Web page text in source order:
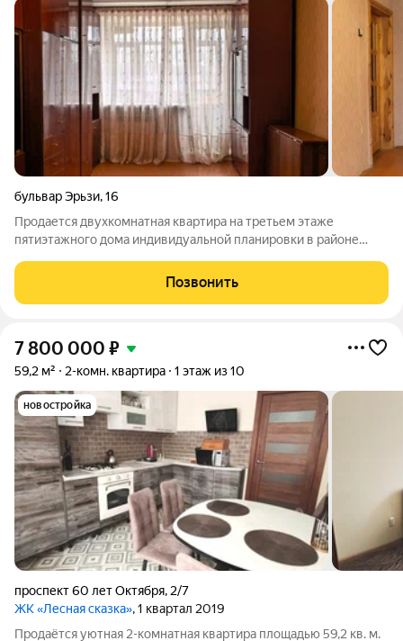
бульвар Эрьзи,16
Продается двухкомнатная квартира на третьем этаже
пятиэтажного дома индивидуальной планировки в районе
остальном квартира требует ремонта. Площадь зала 16 кв.м. с
выходом на балкон. Балкон обшит
Позвонить
7 800 000 ₽
59,2 м² 2-комн. квартира 1 этаж из 10
новостройка
проспект 60 лет Октября, 2/7
ЖК «Лесная сказка», 1 квартал 2019
Продаётся уютная 2-комнатная квартира площадью 59,2 кв. м.